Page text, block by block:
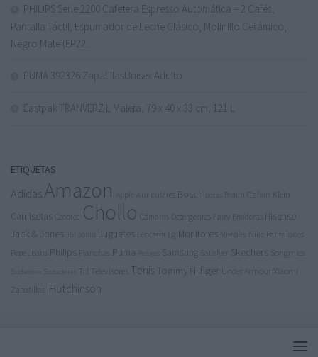
PHILIPS Serie 2200 Cafetera Espresso Automática – 2 Cafés,
Pantalla Táctil, Espumador de Leche Clásico, Molinillo Cerámico,
Negro Mate (EP22…
PUMA 392326 ZapatillasUnisex Adulto
Eastpak TRANVERZ L Maleta, 79 x 40 x 33 cm, 121 L
ETIQUETAS
AdidasAmazon Auriculares Bosch Botas Braun
Camisetas Cecotec Chollo Detergentes Hisense
Jack & Jones Juguetes Lg Monitores
Pantalones
Philips Puma Samsung Satisfyer Skechers Songmics
Tcl Televisores Tenis Tommy Hilfiger
Zapatillas
Hutchinson